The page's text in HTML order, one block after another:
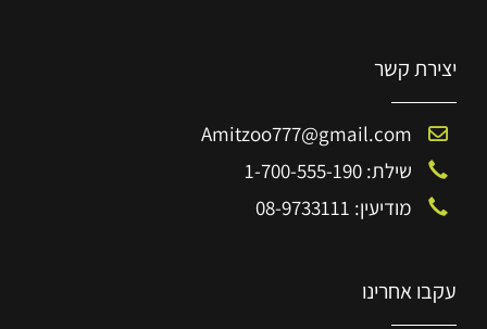
יצירת קשר
Amitzoo777@gmail.com
שילת: 1-700-555-190
מודיעין: 08-9733111
עקבו אחרינו